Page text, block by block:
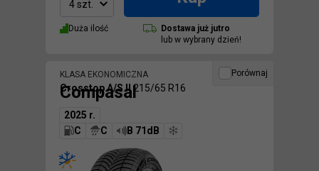
4 szt.
Duża ilość Dostawa już jutro
lub w wybrany dzień!
Porównaj
KLASA EKONOMICZNA
Compasal
Crosstop A/S II215/65 R16
2025 r.
C
C B 71dB